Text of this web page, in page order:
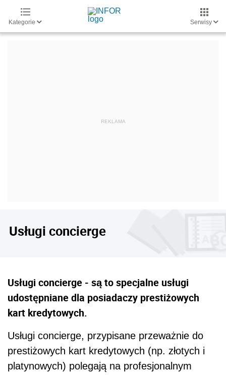
Kategorie Serwisy
Usługi concierge
Usługi concierge - są to specjalne usługi
udostępniane dla posiadaczy prestiżowych
kart kredytowych.
Usługi concierge, przypisane przeważnie do
prestiżowych kart kredytowych (np. złotych i
platynowych) polegają na profesjonalnym